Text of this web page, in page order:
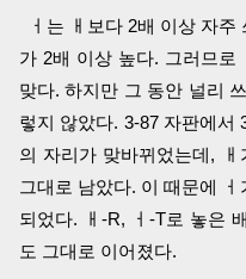
ㅓ는 ㅐ보다 2배 이상 자주
가 2배 이상 높다. 그러므로
맞다. 하지만 그 동안 널리
렇지 않았다. 3-87 자판에서
의 자리가 맞바뀌었는데,
그대로 남았다. 이 때문에
되었다. ㅐ-R, ㅓ-T로 놓은
도 그대로 이어졌다.